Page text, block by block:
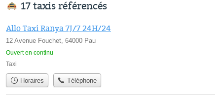
17 taxis référencés
Allo Taxi Ranya 7J/7 24H/24
12 Avenue Fouchet, 64000 Pau
Ouvert en continu
Taxi
Horaires Téléphone